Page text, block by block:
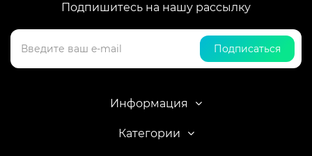
Подпишитесь на нашу рассылку
Подписаться
Информация
Категории